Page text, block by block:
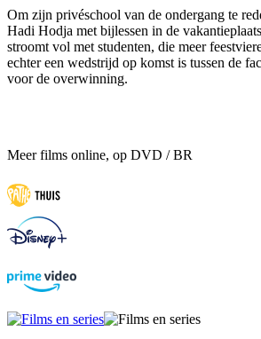
Om zijn privéschool van de ondergang te
Hadi Hodja met bijlessen in de
stroomt vol met studenten, die meer
echter een wedstrijd op komst is tussen de
voor de overwinning.
Meer films online, op DVD / BR